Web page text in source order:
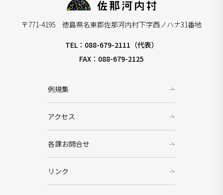
〒771-4195 徳島県名東郡佐那河内村下字西ノハナ31番地
TEL：088-679-2111（代表）
FAX：088-679-2125
例規集
アクセス
各課お問合せ
リンク